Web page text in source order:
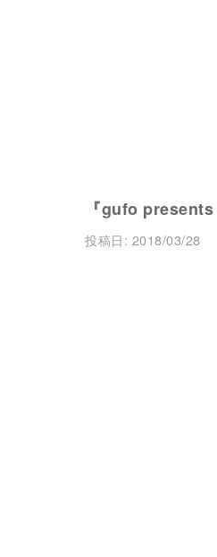
『gufo
投稿日: 2018/03/28